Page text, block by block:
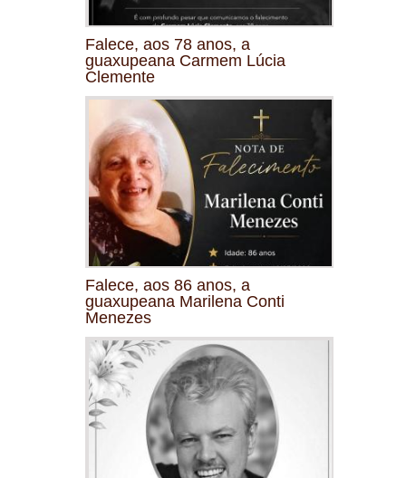
Falece, aos 78 anos, a
guaxupeana Carmem Lúcia
Clemente
Falece, aos 86 anos, a
guaxupeana Marilena Conti
Menezes